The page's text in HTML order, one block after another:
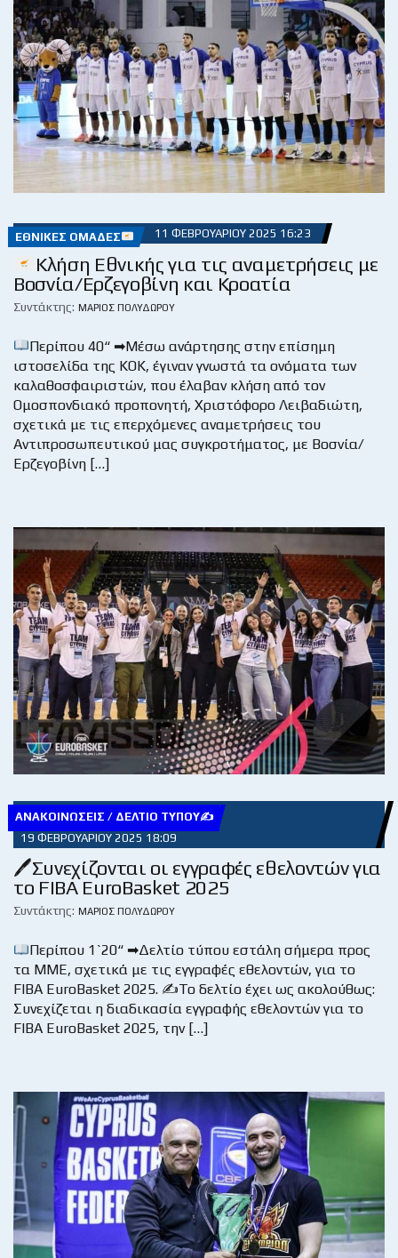
ΕΘΝΙΚΈΣ ΟΜΆΔΕΣ 11 ΦΕΒΡΟΥΑΡΊΟΥ 2025 16:23
Κλήση Εθνικής για τις αναμετρήσεις με
Βοσνία/Ερζεγοβίνη και Κροατία
Συντάκτης: ΜΆΡΙΟΣ ΠΟΛΥΔΏΡΟΥ
Περίπου 40“ ➡Μέσω ανάρτησης στην επίσημη
ιστοσελίδα της ΚΟΚ, έγιναν γνωστά τα ονόματα των
καλαθοσφαιριστών, που έλαβαν κλήση από τον
Ομοσπονδιακό προπονητή, Χριστόφορο Λειβαδιώτη,
σχετικά με τις επερχόμενες αναμετρήσεις του
Αντιπροσωπευτικού μας συγκροτήματος, με Βοσνία/
Ερζεγοβίνη […]
ΑΝΑΚΟΙΝΏΣΕΙΣ / ΔΕΛΤΊΟ ΤΎΠΟΥ✍
19 ΦΕΒΡΟΥΑΡΊΟΥ 2025 18:09
🖊Συνεχίζονται οι εγγραφές εθελοντών για
το FIBA EuroBasket 2025
Συντάκτης: ΜΆΡΙΟΣ ΠΟΛΥΔΏΡΟΥ
Περίπου 1`20“ ➡Δελτίο τύπου εστάλη σήμερα προς
τα ΜΜΕ, σχετικά με τις εγγραφές εθελοντών, για το
FIBA EuroBasket 2025. ✍Το δελτίο έχει ως ακολούθως:
Συνεχίζεται η διαδικασία εγγραφής εθελοντών για το
FIBA EuroBasket 2025, την […]